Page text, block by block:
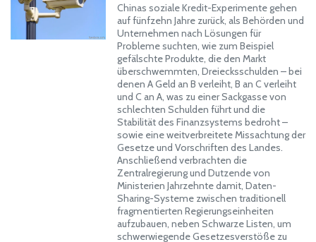
Chinas soziale Kredit-Experimente gehen
auf fünfzehn Jahre zurück, als Behörden und
Unternehmen nach Lösungen für
Probleme suchten, wie zum Beispiel
gefälschte Produkte, die den Markt
überschwemmten, Dreiecksschulden – bei
denen A Geld an B verleiht, B an C verleiht
und C an A, was zu einer Sackgasse von
schlechten Schulden führt und die
Stabilität des Finanzsystems bedroht –
sowie eine weitverbreitete Missachtung der
Gesetze und Vorschriften des Landes.
Anschließend verbrachten die
Zentralregierung und Dutzende von
Ministerien Jahrzehnte damit, Daten-
Sharing-Systeme zwischen traditionell
fragmentierten Regierungseinheiten
aufzubauen, neben Schwarze Listen, um
schwerwiegende Gesetzesverstöße zu